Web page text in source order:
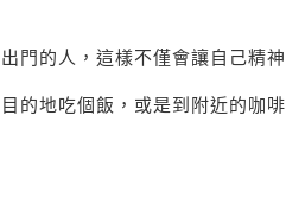
門的人，這樣不僅會讓自己精神
的地吃個飯，或是到附近的咖啡